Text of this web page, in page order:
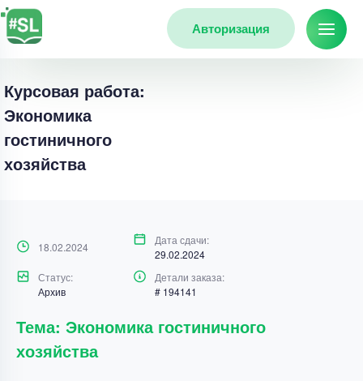
Авторизация
Курсовая работа:
Экономика
гостиничного
хозяйства
18.02.2024
Дата сдачи:
29.02.2024
Статус:
Архив
Детали заказа:
# 194141
Тема: Экономика гостиничного
хозяйства